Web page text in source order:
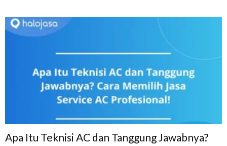
Apa Itu Teknisi AC dan Tanggung Jawabnya?